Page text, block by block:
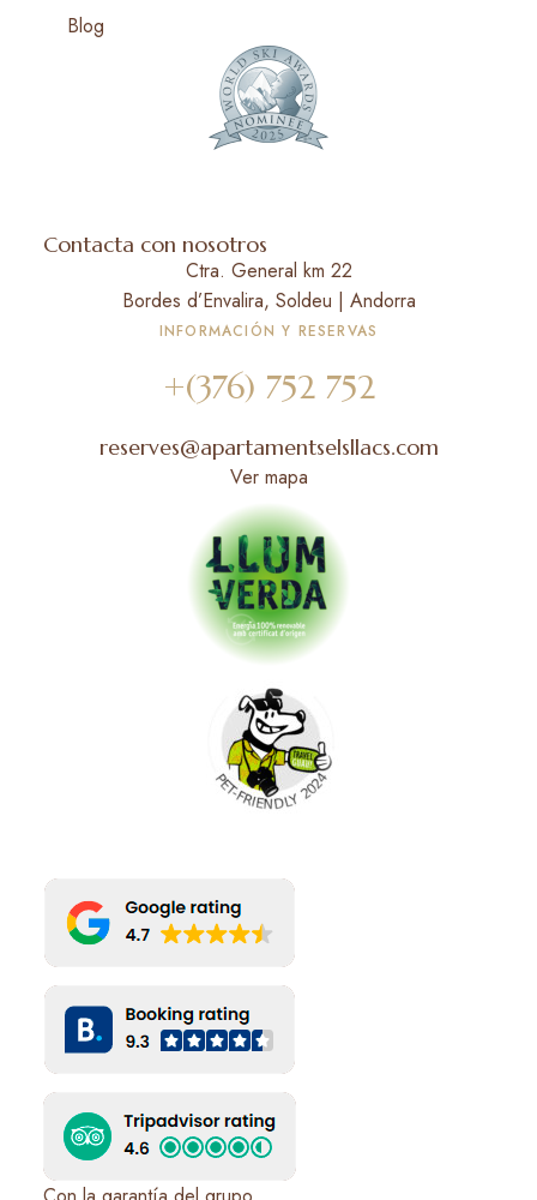
Blog
Contacta con nosotros
Ctra. General km 22
Bordes d’Envalira, Soldeu | Andorra
INFORMACIÓN Y RESERVAS
+(376) 752 752
reserves@apartamentselsllacs.com
Ver mapa